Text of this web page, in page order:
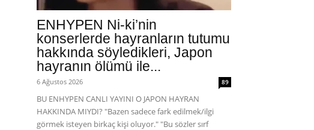
ENHYPEN Ni-ki’nin
konserlerde hayranların tutumu
hakkında söyledikleri, Japon
hayranın ölümü ile...
6 Ağustos 2026 89
BU ENHYPEN CANLI YAYINI O JAPON HAYRAN
HAKKINDA MIYDI? "Bazen sadece fark edilmek/ilgi
görmek isteyen birkaç kişi oluyor." "Bu sözler sırf